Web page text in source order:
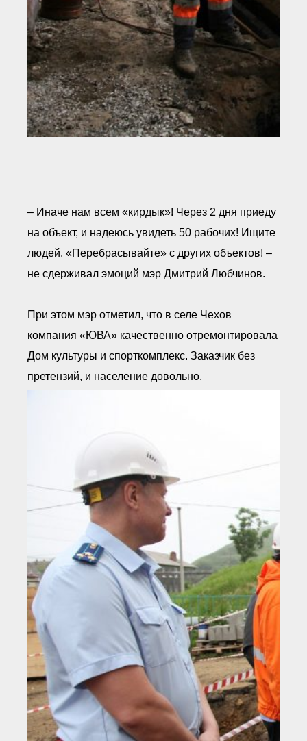
– Иначе нам всем «кирдык»! Через 2 дня приеду
на объект, и надеюсь увидеть 50 рабочих! Ищите
людей. «Перебрасывайте» с других объектов! –
не сдерживал эмоций мэр Дмитрий Любчинов.
При этом мэр отметил, что в селе Чехов
компания «ЮВА» качественно отремонтировала
Дом культуры и спорткомплекс. Заказчик без
претензий, и население довольно.